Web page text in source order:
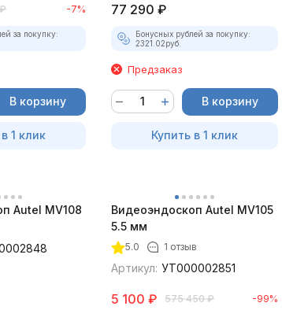
-7%
за покупку:
В корзину
1 клик
77 290 ₽
Бонусных рублей за покупку:
2321.02руб.
Предзаказ
В корзину
Купить в 1 клик
Autel MV108
Видеоэндоскоп Autel MV105
5.5 мм
5.0 1 отзыв
Артикул: УТ000002851
5 100 ₽ 575 450 ₽ -99%